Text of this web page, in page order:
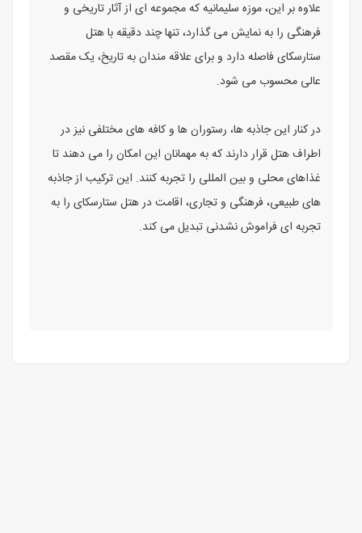
علاوه بر این، موزه سلیمانیه که مجموعه ای از آثار تاریخی و
فرهنگی را به نمایش می گذارد، تنها چند دقیقه با هتل
ستارسکای فاصله دارد و برای علاقه مندان به تاریخ، یک مقصد
عالی محسوب می شود.
در کنار این جاذبه ها، رستوران ها و کافه های مختلفی نیز در
اطراف هتل قرار دارند که به مهمانان این امکان را می دهند تا
غذاهای محلی و بین المللی را تجربه کنند. این ترکیب از جاذبه
های طبیعی، فرهنگی و تجاری، اقامت در هتل ستارسکای را به
تجربه ای فراموش نشدنی تبدیل می کند.